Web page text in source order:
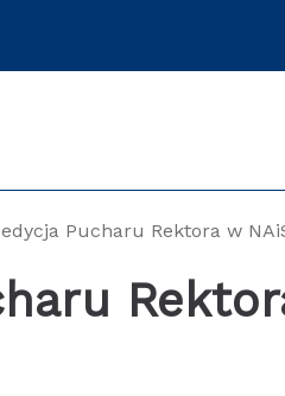
edycja Pucharu Rektora w